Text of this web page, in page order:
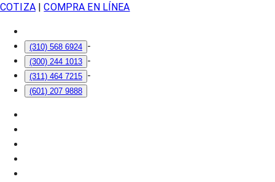
COTIZA| COMPRA EN LÍNEA
(310) 568 6924 -
(300) 244 1013 -
(311) 464 7215 -
(601) 207 9888